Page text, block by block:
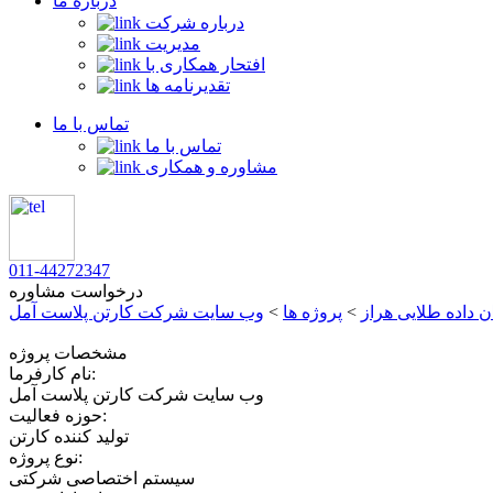
درباره شرکت
مدیریت
افتحار همکاری با
تقدیرنامه ها
تماس با ما
تماس با ما
مشاوره و همکاری
011-44272347
درخواست مشاوره
داده طلایی هراز > پروژه ها > وب سایت شرکت کارتن پلاست آمل
مشخصات پروژه
نام کارفرما:
وب سایت شرکت کارتن پلاست آمل
حوزه فعالیت:
تولید کننده کارتن
نوع پروژه:
سیستم اختصاصی شرکتی